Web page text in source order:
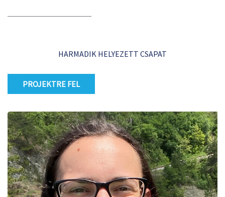
HARMADIK HELYEZETT CSAPAT
PROJEKTRE FEL